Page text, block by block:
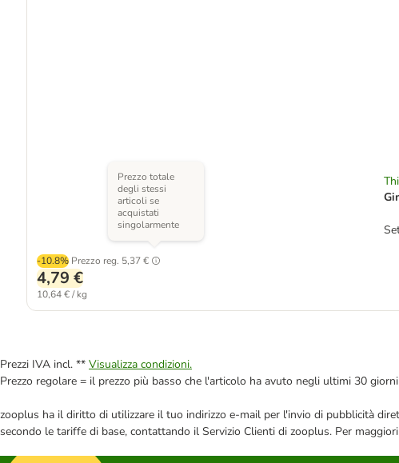
-10.8% Prezzo reg. 5,37 €
Prezzo totale
degli stessi
articoli se
acquistati
singolarmente
4,79 €
10,64 € / kg
Prezzi IVA incl. ** Visualizza condizioni.
Prezzo regolare = il prezzo più basso che l'articolo ha avuto negli ultimi 30 giorni
zooplus ha il diritto di utilizzare il tuo indirizzo e-mail per l'invio di pubblicità
secondo le tariffe di base, contattando il Servizio Clienti di zooplus. Per